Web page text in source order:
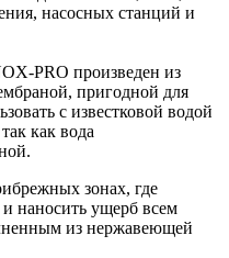
насосных станций и
PRO произведен из
пригодной для
с известковой водой
как вода
зонах, где
наносить ущерб всем
из нержавеющей